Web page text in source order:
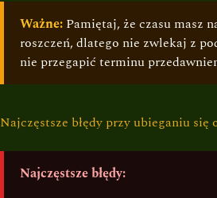
Ważne: Pamiętaj, że czasu masz
roszczeń, dlatego nie zwlekaj z
nie przegapić terminu
Najczęstsze błędy przy ubieganiu się
Najczęstsze błędy: